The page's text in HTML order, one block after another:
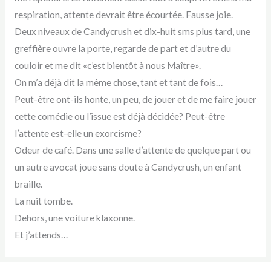
respiration, attente devrait être écourtée. Fausse joie.
Deux niveaux de Candycrush et dix-huit sms plus tard, une
greffière ouvre la porte, regarde de part et d’autre du
couloir et me dit «c’est bientôt à nous Maître».
On m’a déjà dit la même chose, tant et tant de fois…
Peut-être ont-ils honte, un peu, de jouer et de me faire jouer
cette comédie ou l’issue est déjà décidée? Peut-être
l’attente est-elle un exorcisme?
Odeur de café. Dans une salle d’attente de quelque part ou
un autre avocat joue sans doute à Candycrush, un enfant
braille.
La nuit tombe.
Dehors, une voiture klaxonne.
Et j’attends…